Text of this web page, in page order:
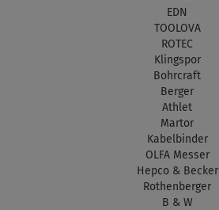
EDN
TOOLOVA
ROTEC
Klingspor
Bohrcraft
Berger
Athlet
Martor
Kabelbinder
OLFA Messer
Hepco & Becker
Rothenberger
B & W